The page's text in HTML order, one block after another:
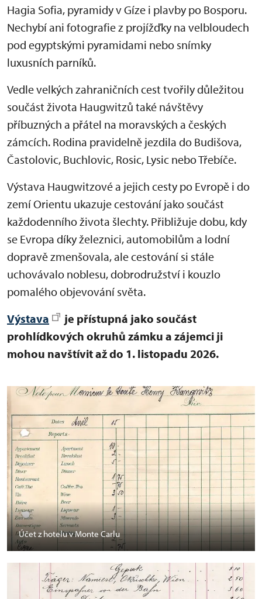
Hagia Sofia, pyramidy v Gíze i plavby po Bosporu.
Nechybí ani fotografie z projížďky na velbloudech
pod egyptskými pyramidami nebo snímky
luxusních parníků.
Vedle velkých zahraničních cest tvořily důležitou
součást života Haugwitzů také návštěvy
příbuzných a přátel na moravských a českých
zámcích. Rodina pravidelně jezdila do Budišova,
Častolovic, Buchlovic, Rosic, Lysic nebo Třebíče.
Výstava Haugwitzové a jejich cesty po Evropě i do
zemí Orientu ukazuje cestování jako součást
každodenního života šlechty. Přibližuje dobu, kdy
se Evropa díky železnici, automobilům a lodní
dopravě zmenšovala, ale cestování si stále
uchovávalo noblesu, dobrodružství i kouzlo
pomalého objevování světa.
Výstava
je přístupná jako součást
prohlídkových okruhů zámku a zájemci ji
mohou navštívit až do 1. listopadu 2026.
Účet z hotelu v Monte Carlu